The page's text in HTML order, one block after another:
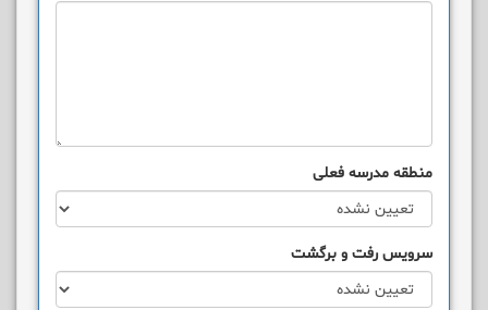
منطقه مدرسه فعلی
سرویس رفت و برگشت